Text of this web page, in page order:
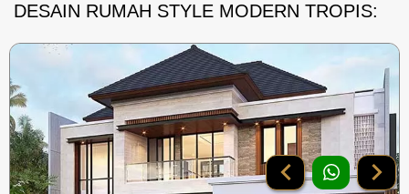
DESAIN RUMAH STYLE MODERN TROPIS: